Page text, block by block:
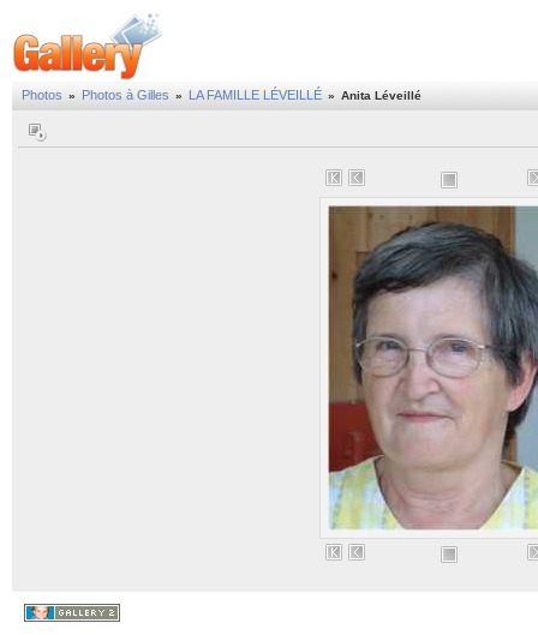
Photos » Photos à Gilles » LA FAMILLE LÉVEILLÉ » Anita Léveillé